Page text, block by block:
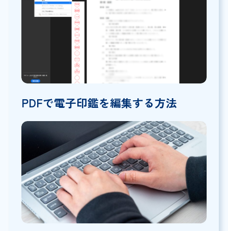
PDFで電子印鑑を編集する方法